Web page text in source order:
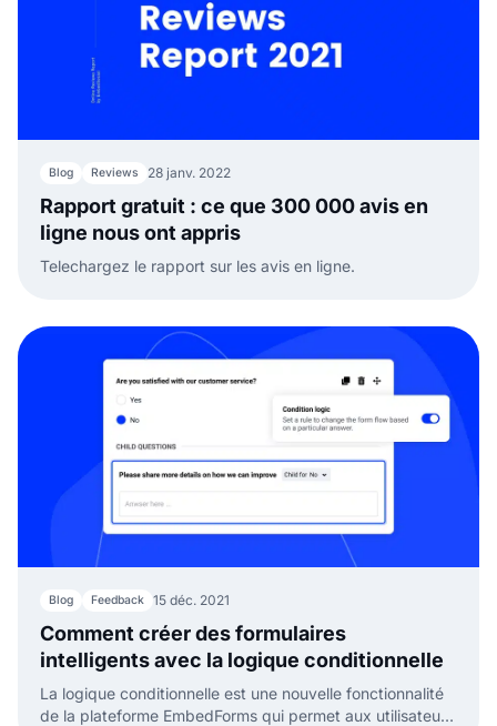
Blog Reviews 28 janv. 2022
Rapport gratuit : ce que 300 000 avis en
ligne nous ont appris
Telechargez le rapport sur les avis en ligne.
Blog Feedback 15 déc. 2021
Comment créer des formulaires
intelligents avec la logique conditionnelle
La logique conditionnelle est une nouvelle fonctionnalité
de la plateforme EmbedForms qui permet aux utilisateurs